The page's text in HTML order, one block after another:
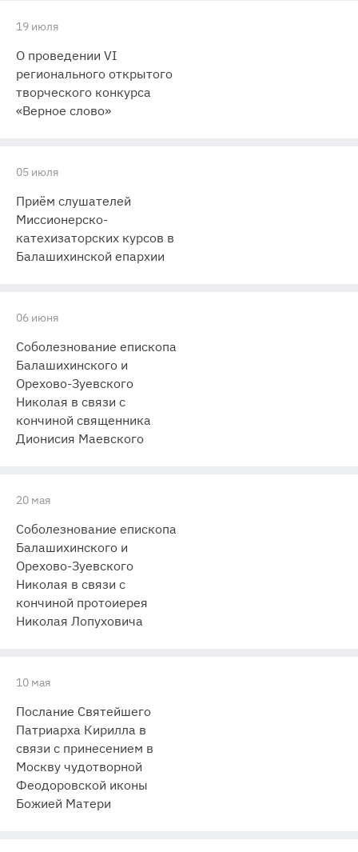
19 июля
О проведении VI
регионального открытого
творческого конкурса
«Верное слово»
05 июля
Приём слушателей
Миссионерско-
катехизаторских курсов в
Балашихинской епархии
06 июня
Соболезнование епископа
Балашихинского и
Орехово-Зуевского
Николая в связи с
кончиной священника
Дионисия Маевского
20 мая
Соболезнование епископа
Балашихинского и
Орехово-Зуевского
Николая в связи с
кончиной протоиерея
Николая Лопуховича
10 мая
Послание Святейшего
Патриарха Кирилла в
связи с принесением в
Москву чудотворной
Феодоровской иконы
Божией Матери